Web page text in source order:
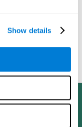
Show details
הוא ישאל האם ניתן
להסכים או להתנגד.
פילוסופיה ואתיקה אשר
החינוך ויתמקד לא רק